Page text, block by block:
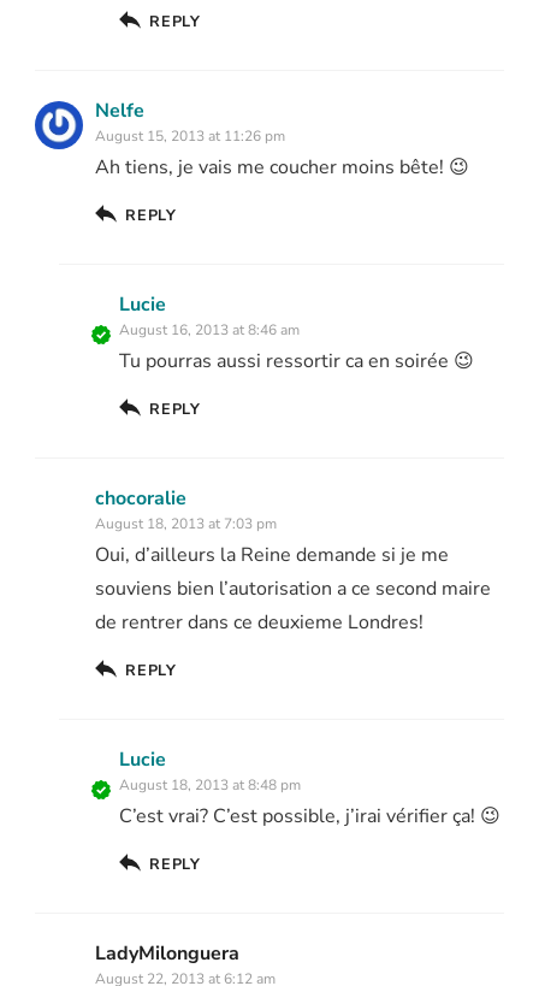
REPLY
Nelfe
August 15, 2013 at 11:26 pm
Ah tiens, je vais me coucher moins bête! 😉
REPLY
Lucie
August 16, 2013 at 8:46 am
Tu pourras aussi ressortir ca en soirée 😉
REPLY
chocoralie
August 18, 2013 at 7:03 pm
Oui, d’ailleurs la Reine demande si je me
souviens bien l’autorisation a ce second maire
de rentrer dans ce deuxieme Londres!
REPLY
Lucie
August 18, 2013 at 8:48 pm
C’est vrai? C’est possible, j’irai vérifier ça! 😉
REPLY
LadyMilonguera
August 22, 2013 at 6:12 am